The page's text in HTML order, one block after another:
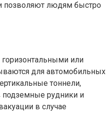
позволяют людям быстро
или
для автомобильных
тоннели,
подземные рудники и
в случае